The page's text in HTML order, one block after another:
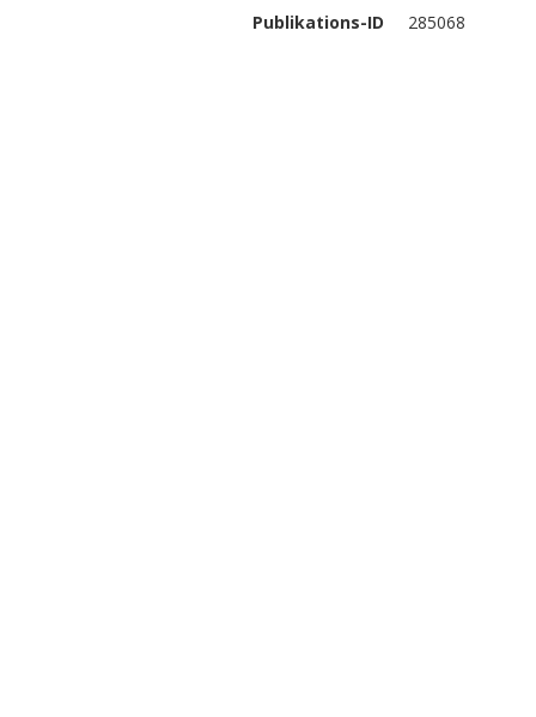
Publikations-ID
285068